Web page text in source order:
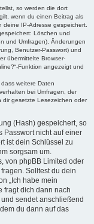
so werden die dort
wenn du einen Beitrag als
deine IP-Adresse gespeichert.
Löschen und
und Umfragen), Änderungen
Benutzer-Passwort) und
übermittelte Browser-
Funktion angezeigt und
weitere Daten
bei Umfragen, der
dir gesetzte Lesezeichen oder
(Hash) gespeichert, so
Passwort nicht auf einer
ist dein Schlüssel zu
sorgsam um.
von phpBB Limited oder
Solltest du dein
„Ich habe mein
fragt dich dann nach
sendet anschließend
du dann auf das